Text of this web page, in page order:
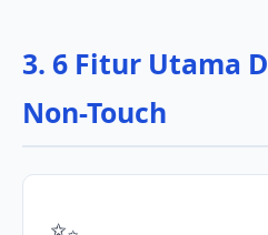
3. 6 Fitur Utama
Non-Touch